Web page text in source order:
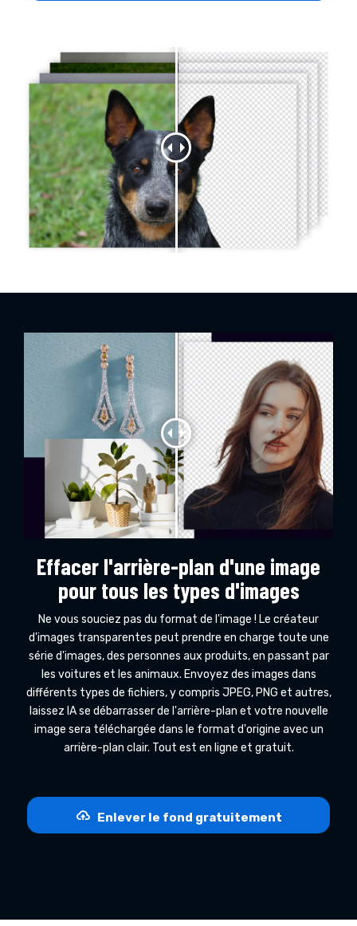
Effacer l'arrière-plan d'une image
pour tous les types d'images
Ne vous souciez pas du format de l'image ! Le créateur
d'images transparentes peut prendre en charge toute une
série d'images, des personnes aux produits, en passant par
les voitures et les animaux. Envoyez des images dans
différents types de fichiers, y compris JPEG, PNG et autres,
laissez IA se débarrasser de l'arrière-plan et votre nouvelle
image sera téléchargée dans le format d'origine avec un
arrière-plan clair. Tout est en ligne et gratuit.
Enlever le fond gratuitement